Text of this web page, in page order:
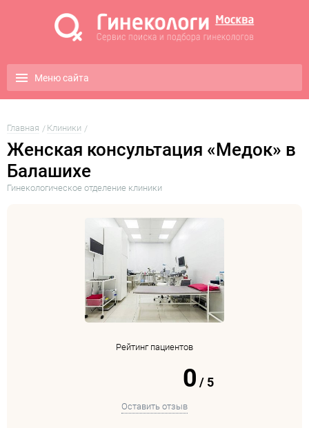
Меню сайта
Главная Клиники
Женская консультация «Медок» в
Балашихе
Гинекологическое отделение клиники
Рейтинг пациентов
0 / 5
Оставить отзыв